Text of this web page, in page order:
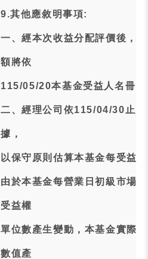
9.其他應敘明事項:
一、經本次收益分配評價後，
額將依
115/05/20本基金受益人名冊
二、經理公司依115/04/30止
據，
以保守原則估算本基金每受益
由於本基金每營業日初級市場
受益權
單位數產生變動，本基金實際
數值產